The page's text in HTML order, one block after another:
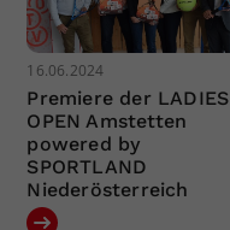
16.06.2024
Premiere der LADIES
OPEN Amstetten
powered by
SPORTLAND
Niederösterreich